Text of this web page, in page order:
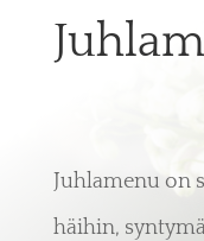
Juhlamenu on
häihin,